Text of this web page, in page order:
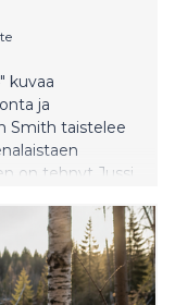
kuvaa
ja
Smith taistelee
on tehnyt Jussi